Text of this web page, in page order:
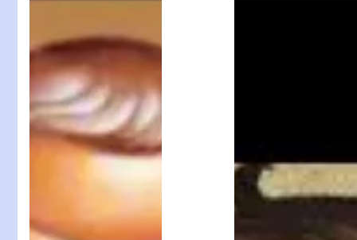
Ιερομάρτυρας, Άγιος
Μάρκελλος
Επίσκοπος Σικελίας
και Άγιος Φιλάγριος
Επίσκοπος Κύπρου